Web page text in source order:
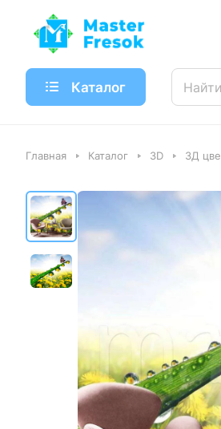
Каталог
Главная Каталог 3D 3Д